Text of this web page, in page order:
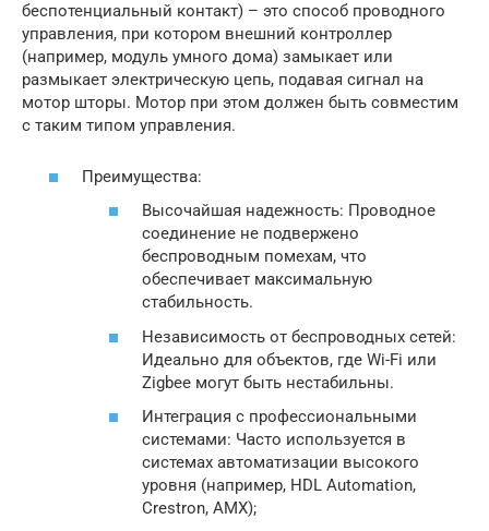
беспотенциальный контакт) – это способ проводного
управления, при котором внешний контроллер
(например, модуль умного дома) замыкает или
размыкает электрическую цепь, подавая сигнал на
мотор шторы. Мотор при этом должен быть совместим
с таким типом управления.
Преимущества:
Высочайшая надежность: Проводное
соединение не подвержено
беспроводным помехам, что
обеспечивает максимальную
стабильность.
Независимость от беспроводных сетей:
Идеально для объектов, где Wi-Fi или
Zigbee могут быть нестабильны.
Интеграция с профессиональными
системами: Часто используется в
системах автоматизации высокого
уровня (например, HDL Automation,
Crestron, AMX);